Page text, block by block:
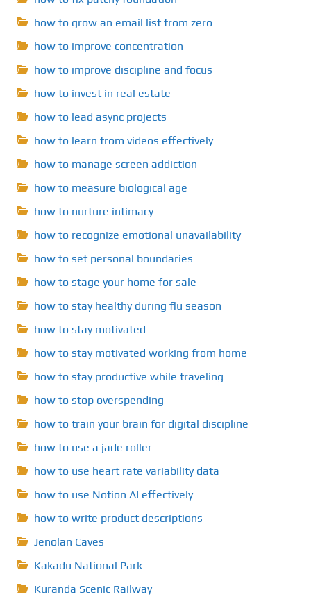
how to grow an email list from zero
how to improve concentration
how to improve discipline and focus
how to invest in real estate
how to lead async projects
how to learn from videos effectively
how to manage screen addiction
how to measure biological age
how to nurture intimacy
how to recognize emotional unavailability
how to set personal boundaries
how to stage your home for sale
how to stay healthy during flu season
how to stay motivated
how to stay motivated working from home
how to stay productive while traveling
how to stop overspending
how to train your brain for digital discipline
how to use a jade roller
how to use heart rate variability data
how to use Notion AI effectively
how to write product descriptions
Jenolan Caves
Kakadu National Park
Kuranda Scenic Railway